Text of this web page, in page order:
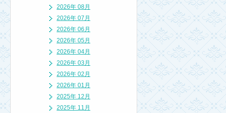
2026年 08月
2026年 07月
2026年 06月
2026年 05月
2026年 04月
2026年 03月
2026年 02月
2026年 01月
2025年 12月
2025年 11月